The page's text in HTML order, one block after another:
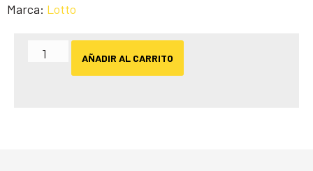
Marca: Lotto
AÑADIR AL CARRITO